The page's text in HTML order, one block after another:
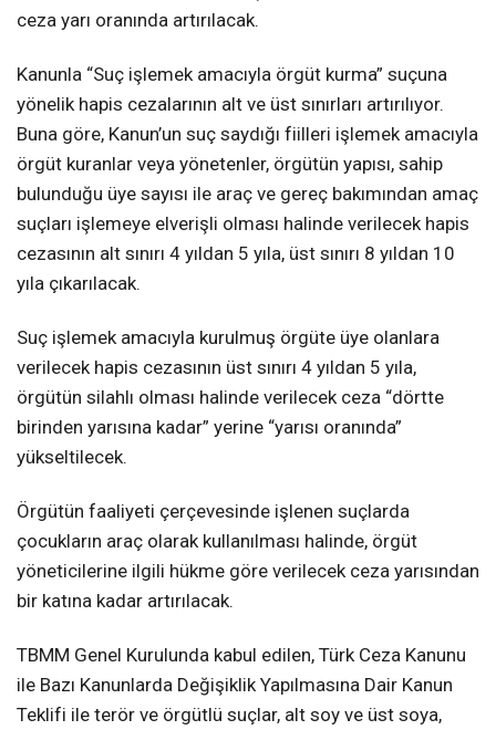
ceza yarı oranında artırılacak.
Kanunla “Suç işlemek amacıyla örgüt kurma” suçuna
yönelik hapis cezalarının alt ve üst sınırları artırılıyor.
Buna göre, Kanun’un suç saydığı fiilleri işlemek amacıyla
örgüt kuranlar veya yönetenler, örgütün yapısı, sahip
bulunduğu üye sayısı ile araç ve gereç bakımından amaç
suçları işlemeye elverişli olması halinde verilecek hapis
cezasının alt sınırı 4 yıldan 5 yıla, üst sınırı 8 yıldan 10
yıla çıkarılacak.
Suç işlemek amacıyla kurulmuş örgüte üye olanlara
verilecek hapis cezasının üst sınırı 4 yıldan 5 yıla,
örgütün silahlı olması halinde verilecek ceza “dörtte
birinden yarısına kadar” yerine “yarısı oranında”
yükseltilecek.
Örgütün faaliyeti çerçevesinde işlenen suçlarda
çocukların araç olarak kullanılması halinde, örgüt
yöneticilerine ilgili hükme göre verilecek ceza yarısından
bir katına kadar artırılacak.
TBMM Genel Kurulunda kabul edilen, Türk Ceza Kanunu
ile Bazı Kanunlarda Değişiklik Yapılmasına Dair Kanun
Teklifi ile terör ve örgütlü suçlar, alt soy ve üst soya,